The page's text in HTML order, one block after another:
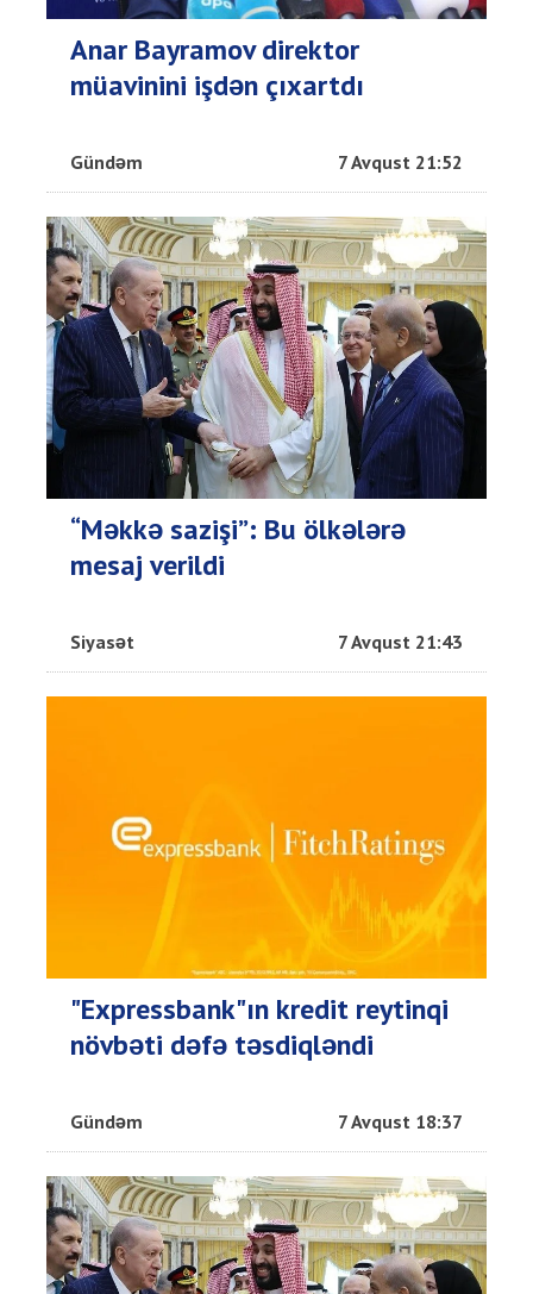
Anar Bayramov direktor
müavinini işdən çıxartdı
Gündəm 7 Avqust 21:52
“Məkkə sazişi”: Bu ölkələrə
mesaj verildi
Siyasət 7 Avqust 21:43
"Expressbank"ın kredit reytinqi
növbəti dəfə təsdiqləndi
Gündəm 7 Avqust 18:37